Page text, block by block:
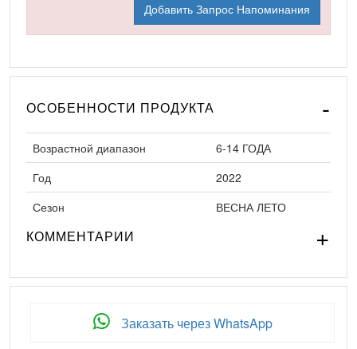
Добавить Запрос Напоминания
ОСОБЕННОСТИ ПРОДУКТА
Возрастной диапазон
6-14 ГОДА
Год
2022
Сезон
ВЕСНА ЛЕТО
КОММЕНТАРИИ
Заказать через WhatsApp